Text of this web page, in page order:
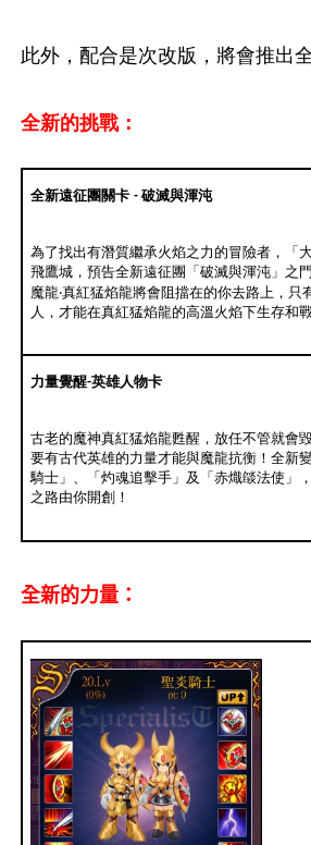
此外，配合是次改版，將會推出
全新的挑戰：
全新遠征團關卡 - 破滅與渾沌
為了找出有潛質繼承火焰之力的冒險者，「
飛鷹城，預告全新遠征團「破滅與渾沌」之
魔龍‧真紅猛焰龍將會阻擋在的你去路上，只
人，才能在真紅猛焰龍的高溫火焰下生存和
力量覺醒-英雄人物卡
古老的魔神真紅猛焰龍甦醒，放任不管就會
要有古代英雄的力量才能與魔龍抗衡！全新
騎士」、「灼魂追擊手」及「赤熾燄法使」
之路由你開創！
全新的力量：